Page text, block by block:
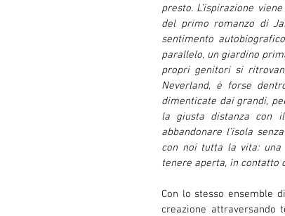
presto. L’ispirazione
del primo romanzo di
sentimento
parallelo, un giardino
propri genitori si
Neverland, è forse
dimenticate dai grandi,
la giusta distanza con
abbandonare l’isola
con noi tutta la vita: una
tenere aperta, in contatto
Con lo stesso ensemble di
creazione